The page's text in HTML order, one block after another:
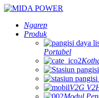
Ngarep
Produk
Portabel
V2G
Modul